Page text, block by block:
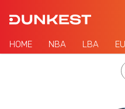
HOME NBA LBA